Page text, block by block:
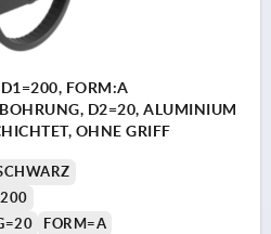
FORM:A
D2=20, ALUMINIUM
OHNE GRIFF
FORM=A